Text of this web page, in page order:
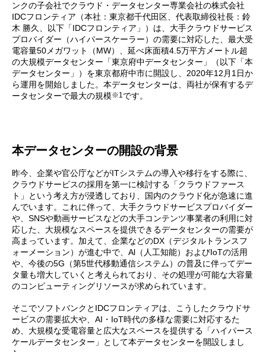
ンクの子会社でクラウド・データセンター専業会社の株式会社
IDCフロンティア（本社：東京都千代田区、代表取締役社長：鈴
木 勝久、以下「IDCフロンティア」）は、大手クラウドサービス
プロバイダー（ハイパースケーラー）の需要に対応した、最大受
電容量50メガワット（MW）、延べ床面積4.5万平方メートル超
の大規模データセンター「東京府中データセンター」（以下「本
データセンター」）を東京都府中市に開設し、2020年12月1日か
ら運用を開始しました。本データセンターは、両社が保有するデ
ータセンターで最大の規模※1 です。
本データセンターの開設の背景
昨今、企業や官公庁などがITシステムの導入や移行をする際に、
クラウドサービスの採用を第一に検討する「クラウドファース
ト」という考え方が浸透しており、国内のクラウド化が急速に進
んでいます。これに伴って、大手クラウドサービスプロバイダー
や、SNSや動画サービスなどの大手コンテンツ事業者の利用に対
応した、大規模なスペースを提供できるデータセンターの需要が
高まっています。加えて、企業などのDX（デジタルトランスフ
ォーメーション）が進む中で、Al（人工知能）およびIoTの活用
や、今後の5G（第5世代移動通信システム）の普及に伴ってデー
タ量も増大していくと考えられており、その処理が可能な大容量
のコンピューティングリソースが求められています。
そこでソフトバンクとIDCフロンティアは、こうしたクラウドサ
ービスの需要拡大や、AI・IoT時代の多様な需要に対応するた
め、大規模な受電容量と広大なスペースを提供する「ハイパース
ケールデータセンター」として本データセンターを開設しまし